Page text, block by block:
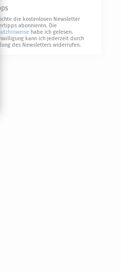
die kostenlosen Newsletter
abonnieren. Die
habe ich gelesen.
kann ich jederzeit durch
des Newsletters widerrufen.